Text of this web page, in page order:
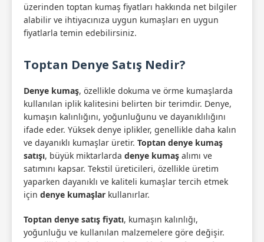
üzerinden toptan kumaş fiyatları hakkında net bilgiler
alabilir ve ihtiyacınıza uygun kumaşları en uygun
fiyatlarla temin edebilirsiniz.
Toptan Denye Satış Nedir?
Denye kumaş, özellikle dokuma ve örme kumaşlarda
kullanılan iplik kalitesini belirten bir terimdir. Denye,
kumaşın kalınlığını, yoğunluğunu ve dayanıklılığını
ifade eder. Yüksek denye iplikler, genellikle daha kalın
ve dayanıklı kumaşlar üretir. Toptan denye kumaş
satışı, büyük miktarlarda denye kumaş alımı ve
satımını kapsar. Tekstil üreticileri, özellikle üretim
yaparken dayanıklı ve kaliteli kumaşlar tercih etmek
için denye kumaşlar kullanırlar.
Toptan denye satış fiyatı, kumaşın kalınlığı,
yoğunluğu ve kullanılan malzemelere göre değişir.